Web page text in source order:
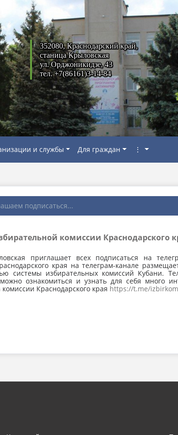
352080, Краснодарский край,
станица Крыловская
ул. Орджоникидзе, 43
тел. +7(86161)3-14-84
и службы Для граждан ⋮
подписаться...
комиссии Краснодарского
приглашает всех подписаться на
края на телеграм-канале
системы избирательных комиссий Кубани.
ознакомиться и узнать для себя много
Краснодарского края https://t.me/